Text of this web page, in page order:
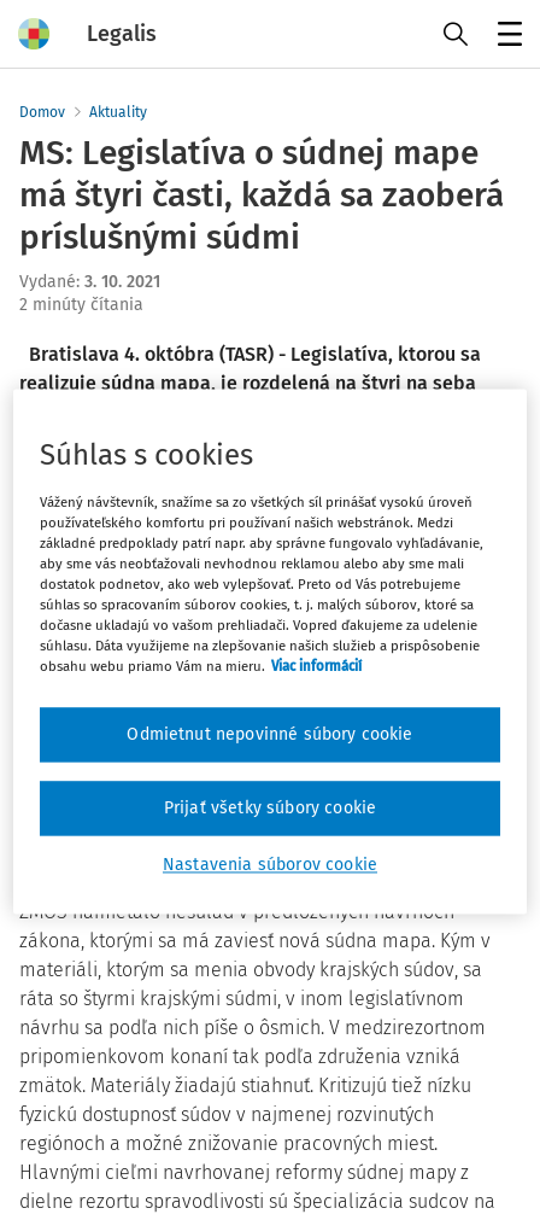
Legalis
Domov Aktuality
MS: Legislatíva o súdnej mape
má štyri časti, každá sa zaoberá
príslušnými súdmi
Vydané: 3. 10. 2021
2 minúty čítania
Bratislava 4. októbra (TASR) - Legislatíva, ktorou sa
realizuje súdna mapa, je rozdelená na štyri na seba
okresné súdy, navrhuje ich 30, avšak nedotýka sa
krajských súdov, a preto ich počet v tomto návrhu
zákona zostáva zachovaný. Zákon o krajských súdoch
zavádza štyri krajské súdy, pričom je nadstavbou k
zákonu o okresných súdoch. Hovorca Ministerstva
spravodlivosti (MS) SR Peter Bubla to pre TASR uviedol v
reakcii na Združenie miest a obcí Slovenska (ZMOS),
ktoré namietalo nesúlad v materiáloch.
Ak neprejde zákon o krajských súdoch, ale prejde zákon
o okresných súdoch, zostane osem krajských súdov, a
preto zákon o okresných súdoch počíta s ôsmimi krajskými
súdmi. Ak prejdú oba zákony, tak zákon o krajských súdoch
zredukuje počet krajských súdov na štyri, a teda prepíše
zákon o okresných súdoch, ktorý hovorí o ôsmich krajských
ZMOS namietalo nesúlad v predložených návrhoch
zákona, ktorými sa má zaviesť nová súdna mapa. Kým v
materiáli, ktorým sa menia obvody krajských súdov, sa
ráta so štyrmi krajskými súdmi, v inom legislatívnom
návrhu sa podľa nich píše o ôsmich. V medzirezortnom
pripomienkovom konaní tak podľa združenia vzniká
zmätok. Materiály žiadajú stiahnuť. Kritizujú tiež nízku
fyzickú dostupnosť súdov v najmenej rozvinutých
regiónoch a možné znižovanie pracovných miest.
Hlavnými cieľmi navrhovanej reformy súdnej mapy z
dielne rezortu spravodlivosti sú špecializácia sudcov na
Súhlas s cookies
Vážený návštevník, snažíme sa zo všetkých síl prinášať vysokú úroveň
používateľského komfortu pri používaní našich webstránok. Medzi
základné predpoklady patrí napr. aby správne fungovalo vyhľadávanie,
aby sme vás neobťažovali nevhodnou reklamou alebo aby sme mali
dostatok podnetov, ako web vylepšovať. Preto od Vás potrebujeme
súhlas so spracovaním súborov cookies, t. j. malých súborov, ktoré sa
dočasne ukladajú vo vašom prehliadači. Vopred ďakujeme za udelenie
súhlasu. Dáta využijeme na zlepšovanie našich služieb a prispôsobenie
obsahu webu priamo Vám na mieru. Viac informácií
Nastavenia súborov cookie
Odmietnut nepovinné súbory cookie
Prijať všetky súbory cookie